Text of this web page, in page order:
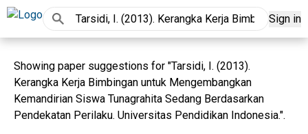
Sign in
Showing paper suggestions for "Tarsidi, I. (2013).
Kerangka Kerja Bimbingan untuk Mengembangkan
Kemandirian Siswa Tunagrahita Sedang Berdasarkan
Pendekatan Perilaku. Universitas Pendidikan Indonesia.".